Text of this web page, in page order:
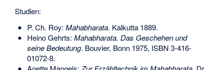
Studien:
P. Ch. Roy: Mahabharata. Kalkutta 1889.
Heino Gehrts: Mahabharata. Das Geschehen und
seine Bedeutung. Bouvier, Bonn 1975, ISBN 3-416-
01072-8.